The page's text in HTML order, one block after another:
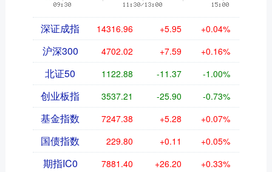
深证成指 14316.96 +5.95 +0.04%
沪深300 4702.02 +7.59 +0.16%
北证50 1122.88 -11.37 -1.00%
创业板指 3537.21 -25.90 -0.73%
基金指数 7247.38 +5.28 +0.07%
国债指数 229.80 +0.11 +0.05%
期指IC0 7881.40 +26.20 +0.33%